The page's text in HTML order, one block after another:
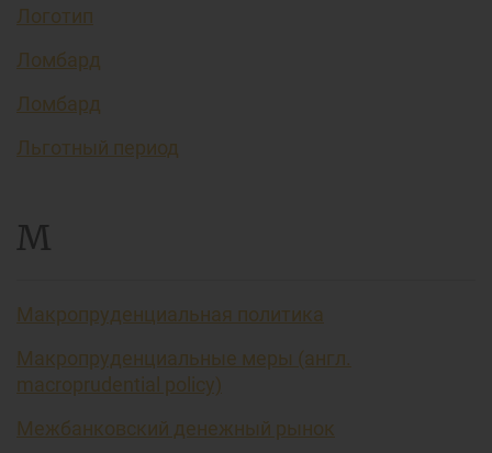
Логотип
Ломбард
Ломбард
Льготный период
М
Макропруденциальная политика
Макропруденциальные меры (англ.
macroprudential policy)
Межбанковский денежный рынок